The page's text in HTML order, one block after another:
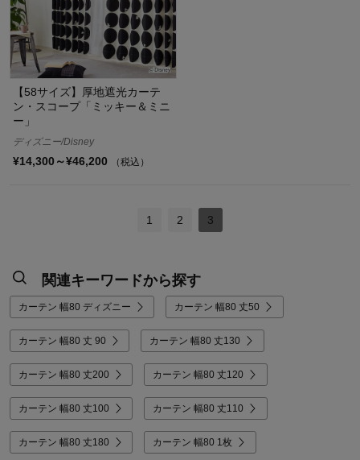
【58サイズ】厚地遮光カーテ
ン・スコープ「ミッキー＆ミニ
ー」
ディズニー/Disney
¥14,300～¥46,200 （税込）
1 2 3
関連キーワードから探す
カーテン 幅80 ディズニー カーテン 幅80 丈50
カーテン 幅80 丈 90 カーテン 幅80 丈130
カーテン 幅80 丈200 カーテン 幅80 丈120
カーテン 幅80 丈100 カーテン 幅80 丈110
カーテン 幅80 丈180 カーテン 幅80 1枚